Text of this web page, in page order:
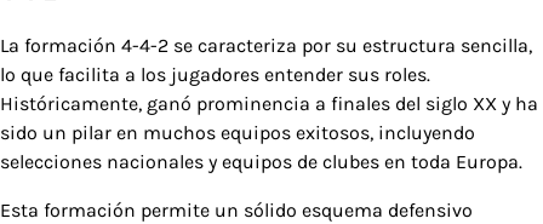
La formación 4-4-2 se caracteriza por su estructura sencilla,
lo que facilita a los jugadores entender sus roles.
Históricamente, ganó prominencia a finales del siglo XX y ha
sido un pilar en muchos equipos exitosos, incluyendo
selecciones nacionales y equipos de clubes en toda Europa.
Esta formación permite un sólido esquema defensivo